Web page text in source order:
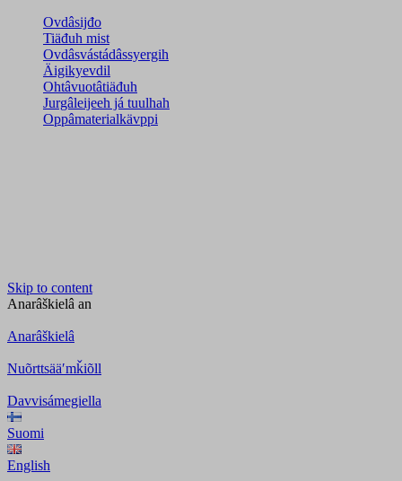
Ovdâsijđo
Tiäđuh mist
Ovdâsvástádâssyergih
Äigikyevdil
Ohtâvuotâtiäđuh
Jurgâleijeeh já tuulhah
Oppâmaterialkävppi
Skip to content
Anarâškielâ an
Anarâškielâ
Nuõrttsääʹmǩiõll
Davvisámegiella
Suomi
English